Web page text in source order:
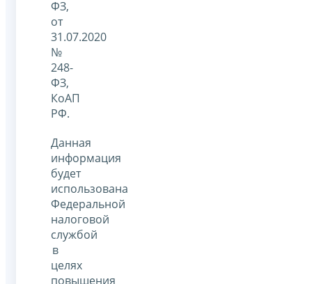
ФЗ,
от
31.07.2020
№
248-
ФЗ,
КоАП
РФ.
Данная
информация
будет
использована
Федеральной
налоговой
службой
в
целях
повышения